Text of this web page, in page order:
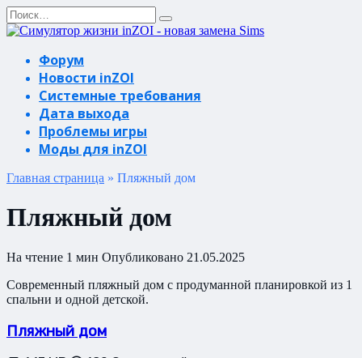
Перейти
к
содержанию
Search
for:
Форум
Новости inZOI
Системные требования
Дата выхода
Проблемы игры
Моды для inZOI
Главная страница » Пляжный дом
Пляжный дом
На чтение 1 мин Опубликовано 21.05.2025
Современный пляжный дом с продуманной планировкой из 1
спальни и одной детской.
Пляжный дом